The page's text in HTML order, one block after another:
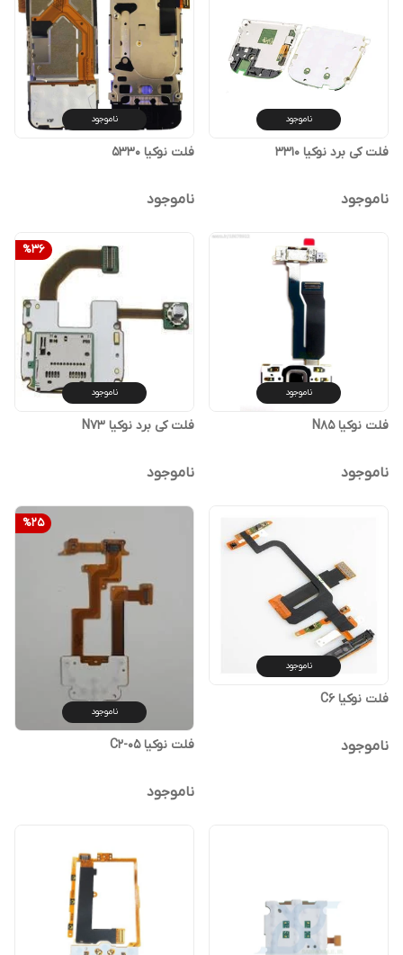
ناموجود
فلت کی برد نوکیا 3310
ناموجود
ناموجود
فلت نوکیا 5330
ناموجود
ناموجود
فلت نوکیا N85
ناموجود
%36
ناموجود
فلت کی برد نوکیا N73
ناموجود
ناموجود
فلت نوکیا C6
ناموجود
%25
ناموجود
فلت نوکیا C2-05
ناموجود